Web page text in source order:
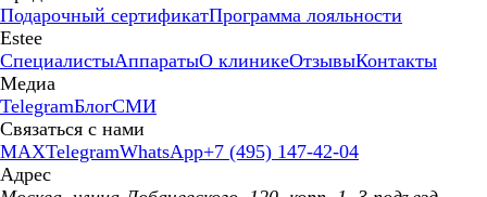
Подарочный сертификатПрограмма лояльности
Estee
СпециалистыАппаратыО клиникеОтзывыКонтакты
Медиа
TelegramБлогСМИ
Связаться с нами
MAXTelegramWhatsApp+7 (495) 147-42-04
Адрес